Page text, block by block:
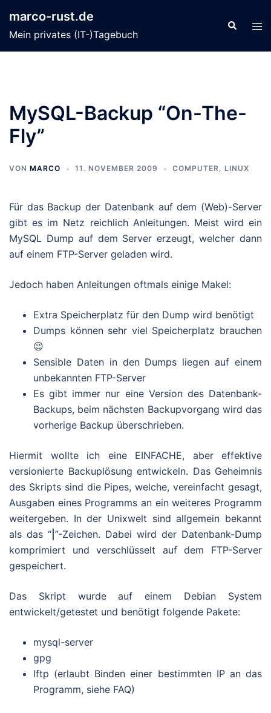
Inhalt
springen
marco-rust.de
Mein privates (IT-)Tagebuch
Suche
MySQL-Backup “On-The-
Fly”
VON MARCO 11. NOVEMBER 2009 COMPUTER, LINUX
Für das Backup der Datenbank auf dem (Web)-Server
gibt es im Netz reichlich Anleitungen. Meist wird ein
MySQL Dump auf dem Server erzeugt, welcher dann
auf einem FTP-Server geladen wird.
Jedoch haben Anleitungen oftmals einige Makel:
Extra Speicherplatz für den Dump wird benötigt
Dumps können sehr viel Speicherplatz brauchen
😉
Sensible Daten in den Dumps liegen auf einem
unbekannten FTP-Server
Es gibt immer nur eine Version des Datenbank-
Backups, beim nächsten Backupvorgang wird das
vorherige Backup überschrieben.
Hiermit wollte ich eine EINFACHE, aber effektive
versionierte Backuplösung entwickeln. Das Geheimnis
des Skripts sind die Pipes, welche, vereinfacht gesagt,
Ausgaben eines Programms an ein weiteres Programm
weitergeben. In der Unixwelt sind allgemein bekannt
als das “ ”-Zeichen. Dabei wird der Datenbank-Dump
komprimiert und verschlüsselt auf dem FTP-Server
gespeichert.
Das Skript wurde auf einem Debian System
entwickelt/getestet und benötigt folgende Pakete:
mysql-server
gpg
lftp (erlaubt Binden einer bestimmten IP an das
Programm, siehe FAQ)